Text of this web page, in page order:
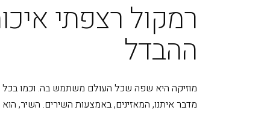
רמקול רצפתי
ההבדל
מוזיקה היא שפה שכל העולם משתמש בה. וכמו בכל
מדבר איתנו, המאזינים, באמצעות השירים. השיר,